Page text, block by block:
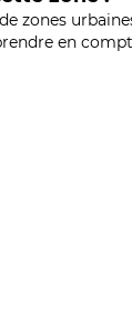
zones
en